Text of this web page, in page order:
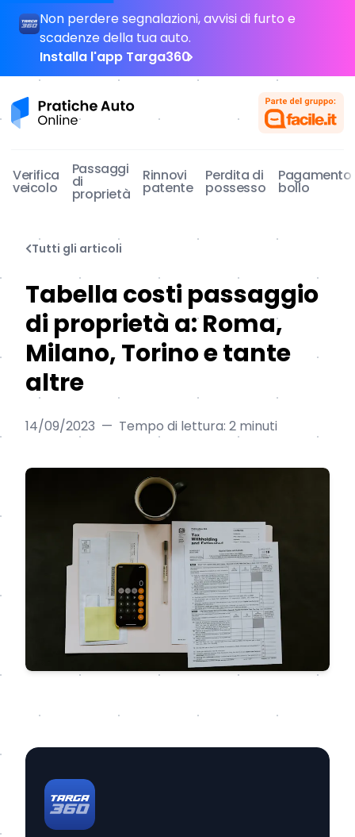
Non perdere segnalazioni, avvisi di furto e
scadenze della tua auto.
Installa l'app Targa360
Pratiche Auto Online
Verifica
veicolo
Passaggi
di
proprietà
Rinnovi
patente
Perdita di
possesso
Pagamento
bollo
Tutti gli articoli
Tabella costi passaggio
di proprietà a: Roma,
Milano, Torino e tante
altre
14/09/2023 — Tempo di lettura: 2 minuti